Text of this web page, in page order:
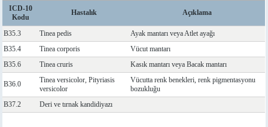
ICD-10
Kodu
Hastalık Açıklama
B35.3 Tinea pedis
Ayak mantarı veya Atlet ayağı
B35.4
Tinea corporis
Vücut mantarı
B35.6
Tinea cruris Kasık mantarı veya Bacak mantarı
B36.0
Tinea versicolor, Pityriasis
versicolor
Vücutta renk benekleri, renk pigmentasyonu
bozukluğu
B37.2
Deri ve tırnak kandidiyazı